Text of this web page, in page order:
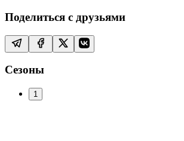
Поделиться с друзьями
Сезоны
1